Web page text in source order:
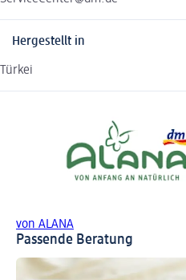
Hergestellt in
Türkei
von ALANA
Passende Beratung